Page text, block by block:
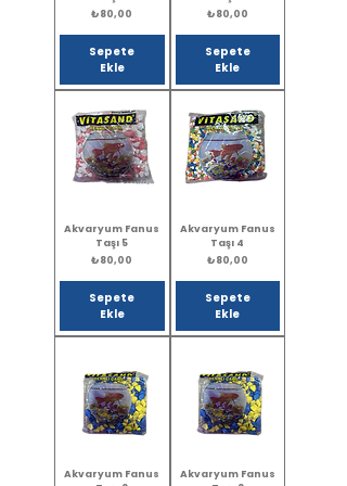
Fiyat
₺80,00
Sepete
Ekle
Fiyat
₺80,00
Sepete
Ekle
Akvaryum Fanus
Taşı 5
Fiyat
₺80,00
Sepete
Ekle
Akvaryum Fanus
Taşı 4
Fiyat
₺80,00
Sepete
Ekle
Akvaryum Fanus
Akvaryum Fanus